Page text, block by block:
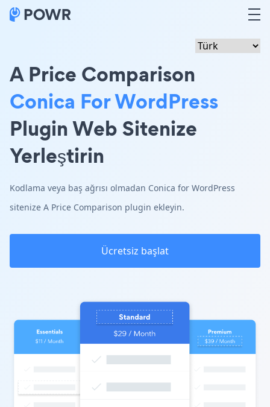
A Price Comparison
Conica For WordPress
Plugin Web Sitenize
Yerleştirin
Kodlama veya baş ağrısı olmadan Conica for WordPress
sitenize A Price Comparison plugin ekleyin.
Ücretsiz başlat